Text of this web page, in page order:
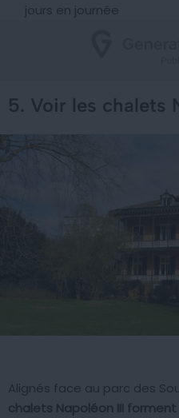
jours en journée
5. Voir les chalets
Alignés face au parc des
chalets Napoléon III